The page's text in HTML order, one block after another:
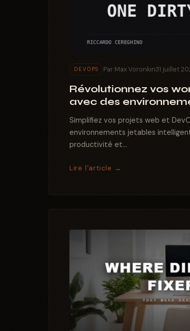
DEVOPS Par Max Voronkin31 juillet
Révolutionnez vos
avec des
Simplifiez vos projets web et
environnements jetables
productivité et...
Lire l'article →